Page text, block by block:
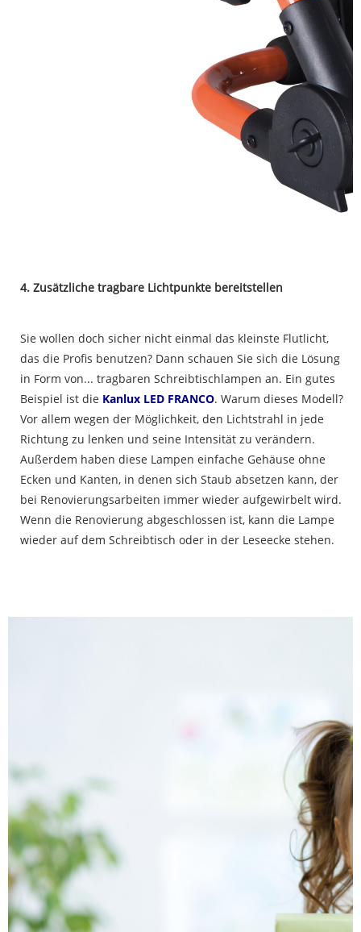
4. Zusätzliche tragbare Lichtpunkte bereitstellen
Sie wollen doch sicher nicht einmal das kleinste Flutlicht,
das die Profis benutzen? Dann schauen Sie sich die Lösung
in Form von... tragbaren Schreibtischlampen an. Ein gutes
Beispiel ist die Kanlux LED FRANCO. Warum dieses Modell?
Vor allem wegen der Möglichkeit, den Lichtstrahl in jede
Richtung zu lenken und seine Intensität zu verändern.
Außerdem haben diese Lampen einfache Gehäuse ohne
Ecken und Kanten, in denen sich Staub absetzen kann, der
bei Renovierungsarbeiten immer wieder aufgewirbelt wird.
Wenn die Renovierung abgeschlossen ist, kann die Lampe
wieder auf dem Schreibtisch oder in der Leseecke stehen.